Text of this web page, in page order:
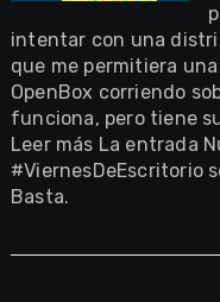
intentar con una
que me permitiera
OpenBox corriendo
funciona, pero tiene
Leer más La entrada
#ViernesDeEscritorio
Basta.